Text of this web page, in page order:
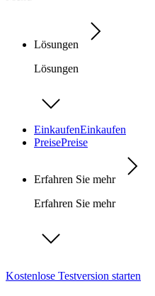
Lösungen
Lösungen
EinkaufenEinkaufen
PreisePreise
Erfahren Sie mehr
Erfahren Sie mehr
Kostenlose Testversion starten